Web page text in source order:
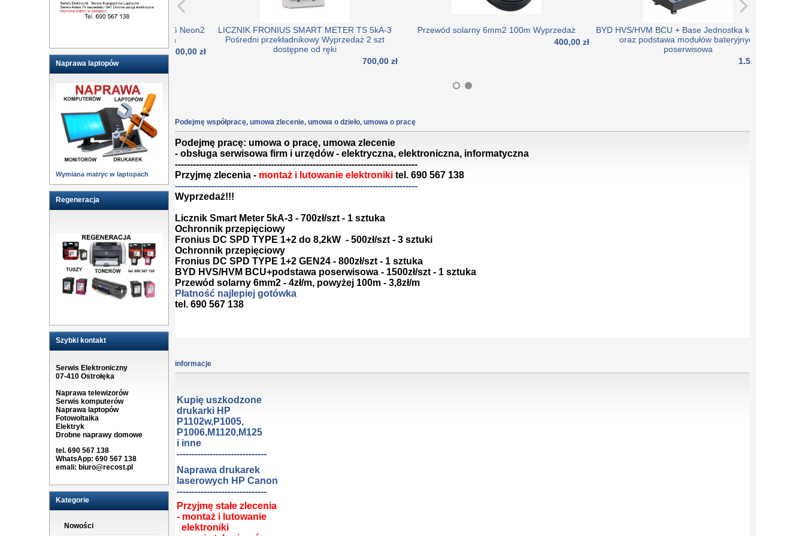
Naprawa laptopów
Wymiana matryc w laptopach
Regeneracja
Szybki kontakt
Serwis Elektroniczny
07-410 Ostrołęka
Naprawa telewizorów
Serwis komputerów
Naprawa laptopów
Fotowoltaika
Elektryk
Drobne naprawy domowe
tel. 690 567 138
WhatsApp: 690 567 138
emali: biuro@recost.pl
Kategorie
Nowości
1.000,00 zł
LICZNIK FRONIUS SMART METER TS 5kA-3
Pośredni przekładnikowy Wyprzedaż 2 szt
dostępne od ręki
700,00 zł
Przewód solarny 6mm2 100m Wyprzedaż
400,00 zł
BYD HVS/HVM BCU + Base Jednostka kontrolna
oraz podstawa modułów bateryjnych
poserwisowa
1.500,00 zł
Podejmę współpracę, umowa zlecenie, umowa o dzieło, umowa o pracę
Podejmę pracę: umowa o pracę, umowa zlecenie
- obsługa serwisowa firm i urzędów - elektryczna, elektroniczna, informatyczna
---------------------------------------------------------------------------------
Przyjmę zlecenia - montaż i lutowanie elektroniki tel. 690 567 138
---------------------------------------------------------------------------------
Wyprzedaż!!!
Licznik Smart Meter 5kA-3 - 700zł/szt - 1 sztuka
Ochronnik przepięciowy
Fronius DC SPD TYPE 1+2 do 8,2kW - 500zł/szt - 3 sztuki
Ochronnik przepięciowy
Fronius DC SPD TYPE 1+2 GEN24 - 800zł/szt - 1 sztuka
BYD HVS/HVM BCU+podstawa poserwisowa - 1500zł/szt - 1 sztuka
Przewód solarny 6mm2 - 4zł/m, powyżej 100m - 3,8zł/m
Płatność najlepiej gotówka
tel. 690 567 138
informacje
Kupię uszkodzone
drukarki HP
P1102w,P1005,
P1006,M1120,M125
i inne
------------------------------
Naprawa drukarek
laserowych HP Canon
------------------------------
Przyjmę stałe zlecenia
- montaż i lutowanie
elektroniki